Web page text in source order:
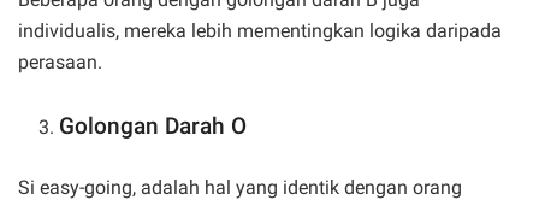
individualis, mereka lebih mementingkan logika daripada
perasaan.
Golongan Darah O
Si easy-going, adalah hal yang identik dengan orang